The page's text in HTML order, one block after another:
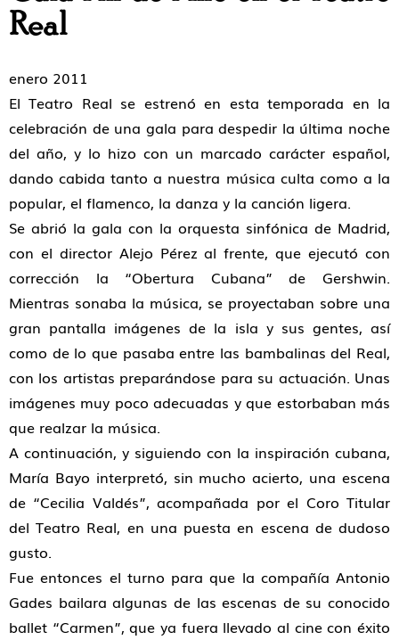
Real
enero 2011
El Teatro Real se estrenó en esta temporada en la
celebración de una gala para despedir la última noche
del año, y lo hizo con un marcado carácter español,
dando cabida tanto a nuestra música culta como a la
popular, el flamenco, la danza y la canción ligera.
Se abrió la gala con la orquesta sinfónica de Madrid,
con el director Alejo Pérez al frente, que ejecutó con
corrección la “Obertura Cubana” de Gershwin.
Mientras sonaba la música, se proyectaban sobre una
gran pantalla imágenes de la isla y sus gentes, así
como de lo que pasaba entre las bambalinas del Real,
con los artistas preparándose para su actuación. Unas
imágenes muy poco adecuadas y que estorbaban más
que realzar la música.
A continuación, y siguiendo con la inspiración cubana,
María Bayo interpretó, sin mucho acierto, una escena
de “Cecilia Valdés”, acompañada por el Coro Titular
del Teatro Real, en una puesta en escena de dudoso
gusto.
Fue entonces el turno para que la compañía Antonio
Gades bailara algunas de las escenas de su conocido
ballet “Carmen”, que ya fuera llevado al cine con éxito